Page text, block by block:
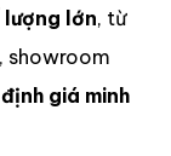
lượng lớn, từ
showroom
giá minh